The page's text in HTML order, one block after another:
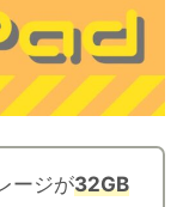
ージが32GB